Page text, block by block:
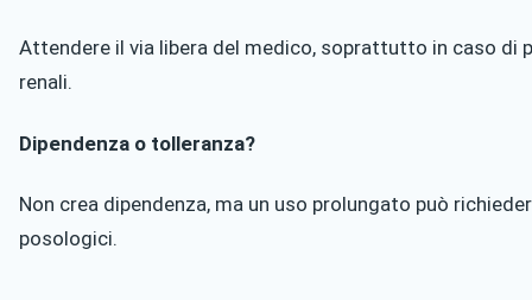
Attendere il via libera del medico, soprattutto in caso di
renali.
Dipendenza o tolleranza?
Non crea dipendenza, ma un uso prolungato può
posologici.